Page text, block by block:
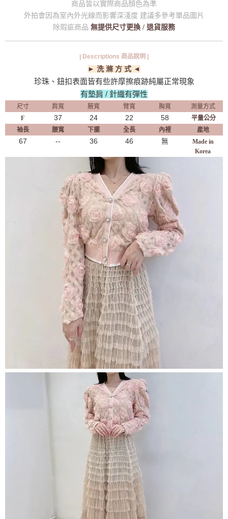
商品皆以實際商品顏色為準
外拍會因為室內外光線而影響深淺度 建議多參考單品圖片
除瑕疵商品 無提供尺寸更換 / 退貨服務
| Descriptions 商品說明 |
► 洗 滌 方 式 ◄
珍珠、鈕扣表面皆有些許摩擦痕跡純屬正常現象
有墊肩 / 針織有彈性
尺寸 肩寬 腋寬 臂寬 胸寬
測量方式
F
37 24 22 58
平量公分
袖長
腰寬 下擺 全長 內裡 產地
67 -- 36 46 無
Made in
Korea